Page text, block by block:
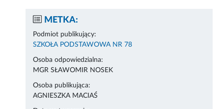
METKA:
Podmiot publikujący:
SZKOŁA PODSTAWOWA NR 78
Osoba odpowiedzialna:
MGR SŁAWOMIR NOSEK
Osoba publikująca:
AGNIESZKA MACIAŚ